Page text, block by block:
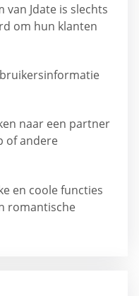
Jdate is slechts
om hun klanten
naar een partner
of andere
en coole functies
romantische